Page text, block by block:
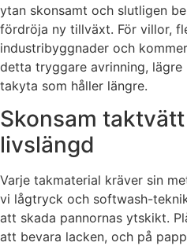
ytan skonsamt och slutligen
fördröja ny tillväxt. För villor,
industribyggnader och
detta tryggare avrinning,
takyta som håller längre.
Skonsam
livslängd
Varje takmaterial kräver sin
vi lågtryck och softwash-
att skada pannornas ytskikt.
att bevara lacken, och på